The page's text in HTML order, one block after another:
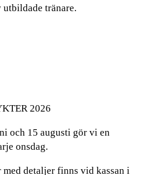
tränare.
2026
och 15 augusti gör vi en
onsdag.
detaljer finns vid kassan i